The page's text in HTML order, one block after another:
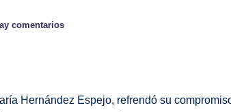
comentarios
Hernández Espejo, refrendó su